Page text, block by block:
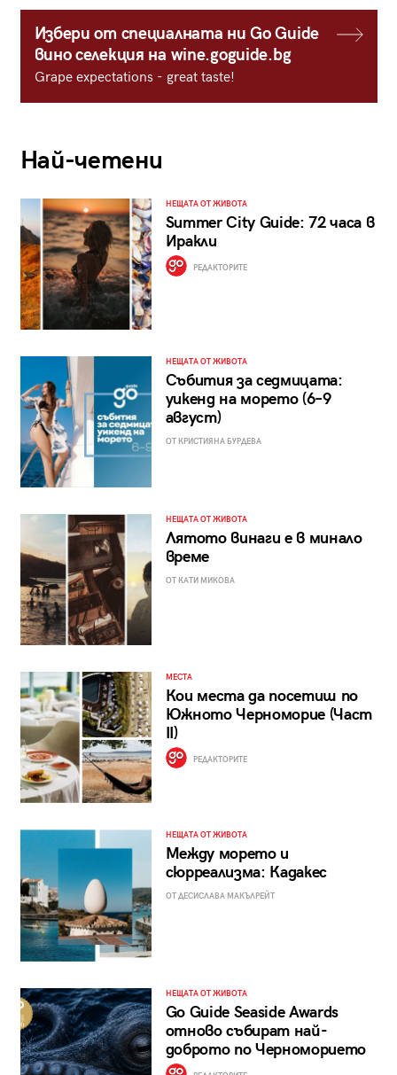
Избери от специалната ни Go Guide
вино селекция на wine.goguide.bg
Grape expectations - great taste!
Най-четени
НЕЩАТА ОТ ЖИВОТА
Summer City Guide: 72 часа в
Иракли
РЕДАКТОРИТЕ
НЕЩАТА ОТ ЖИВОТА
Събития за седмицата:
уикенд на морето (6–9
август)
ОТ КРИСТИЯНА БУРДЕВА
НЕЩАТА ОТ ЖИВОТА
Лятото винаги е в минало
време
ОТ КАТИ МИКОВА
МЕСТА
Кои места да посетиш по
Южното Черноморие (Част
II)
РЕДАКТОРИТЕ
НЕЩАТА ОТ ЖИВОТА
Между морето и
сюрреализма: Кадакес
ОТ ДЕСИСЛАВА МАКЪЛРЕЙТ
НЕЩАТА ОТ ЖИВОТА
Go Guide Seaside Awards
отново събират най-
доброто по Черноморието